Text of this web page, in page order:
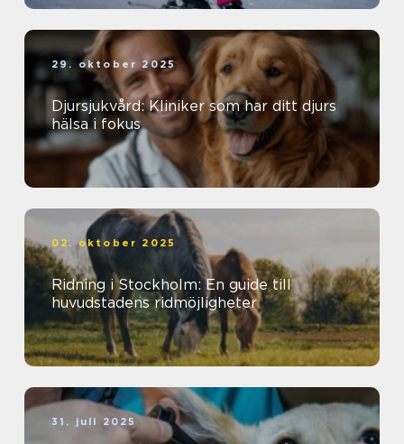
29. oktober 2025
Djursjukvård: Kliniker som har ditt djurs
hälsa i fokus
02. oktober 2025
Ridning i Stockholm: En guide till
huvudstadens ridmöjligheter
31. juli 2025